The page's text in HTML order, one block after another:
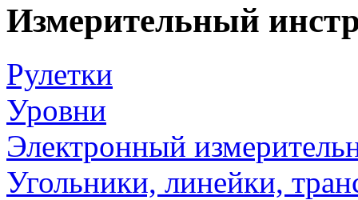
Измерительный
Рулетки
Уровни
Электронный
Угольники, линейки,